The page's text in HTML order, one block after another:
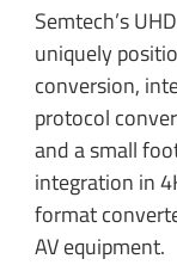
Semtech’s
uniquely
conversion,
protocol
and a small
integration in
format
AV equipment.